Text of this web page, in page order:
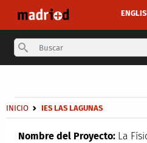
Sobrescribir enlaces de
INICIO IES LAS LAGUNAS
Nombre del Proyecto:La